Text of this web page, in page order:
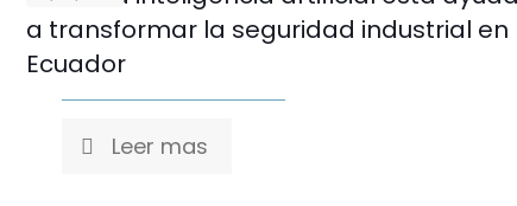
a transformar la seguridad industrial en
Ecuador
Leer mas